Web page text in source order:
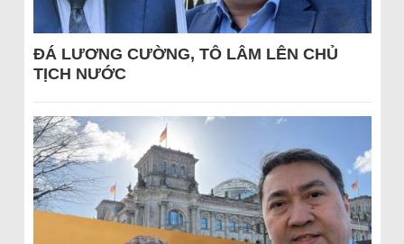
ĐÁ LƯƠNG CƯỜNG, TÔ LÂM LÊN CHỦ
TỊCH NƯỚC